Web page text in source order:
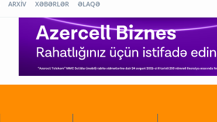
ARXİV XƏBƏRLƏR ƏLAQƏ